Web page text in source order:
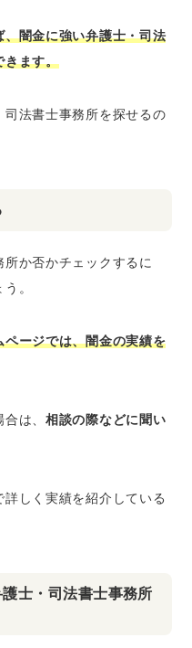
闇金に強い弁護士・司法
きます。
法書士事務所を探せるの
か否かチェックするに
。
ージでは、闇金の実績を
合は、相談の際などに聞い
しく実績を紹介している
士・司法書士事務所